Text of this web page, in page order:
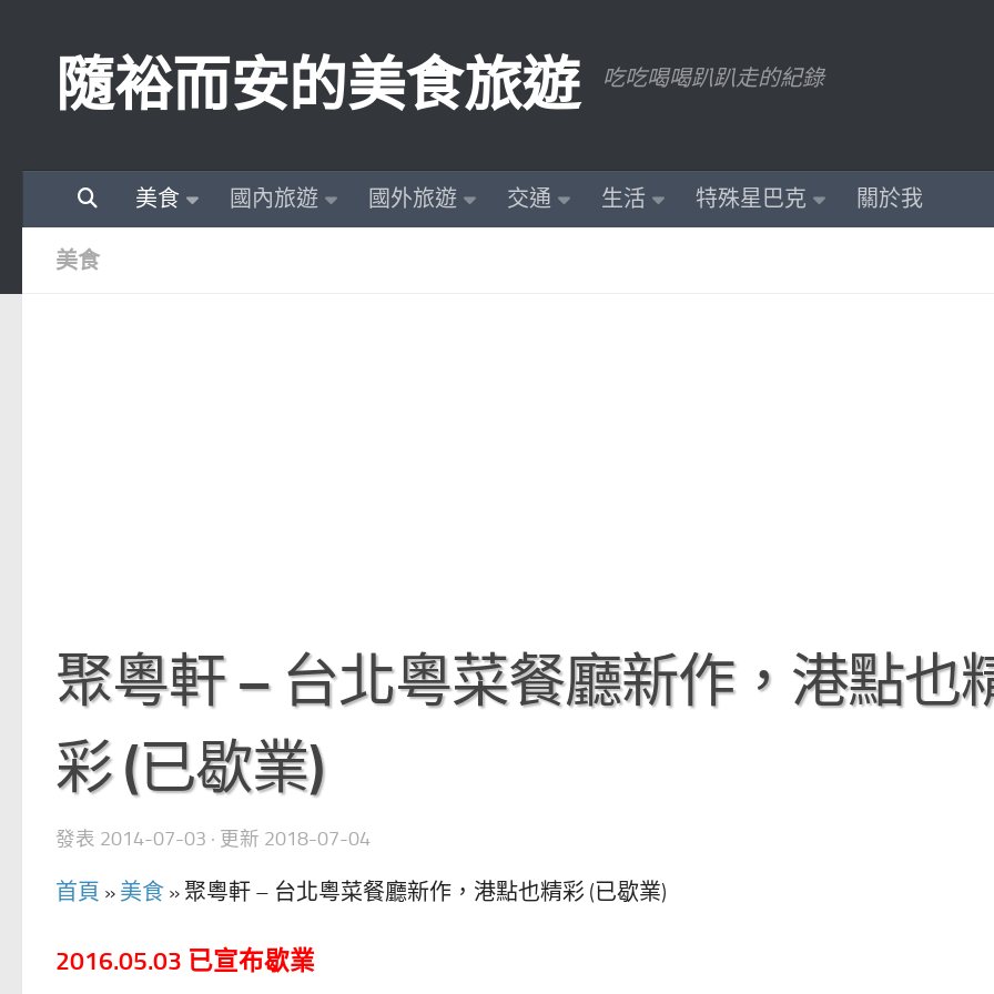
隨裕而安的美食旅遊 吃吃喝喝趴趴走的紀錄
美食 國內旅遊 國外旅遊 交通 生活 特殊星巴克 關於我
美食
聚粵軒 – 台北粵菜餐廳新作，港點也
彩 (已歇業)
發表 2014-07-03 · 更新 2018-07-04
首頁 » 美食 » 聚粵軒 – 台北粵菜餐廳新作，港點也精彩 (已歇業)
2016.05.03 已宣布歇業